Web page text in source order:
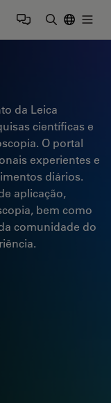
da Leica
científicas e
O portal
experientes e
diários.
aplicação,
bem como
comunidade do